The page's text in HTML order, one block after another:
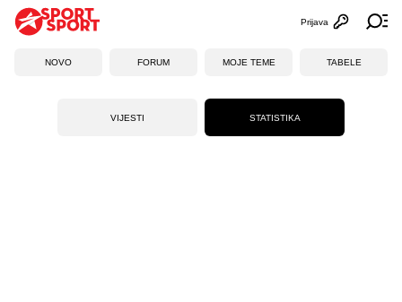
Otvori
Prijava
NOVO FORUM MOJE TEME TABELE
VIJESTI STATISTIKA